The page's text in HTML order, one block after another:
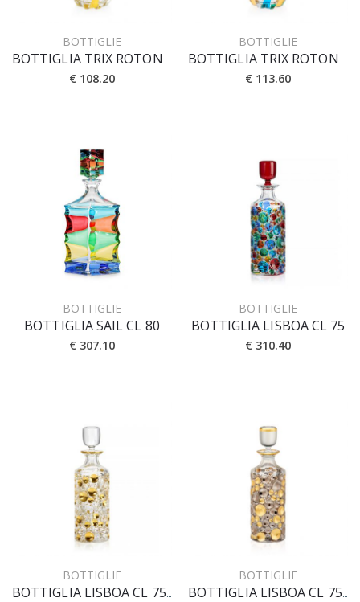
BOTTIGLIE
BOTTIGLIA TRIX ROTONDA CL 90 [CRYSTAL]
€ 108.20
BOTTIGLIE
BOTTIGLIA TRIX ROTONDA CL 90 [PRESTIGE]
€ 113.60
BOTTIGLIE
BOTTIGLIA SAIL CL 80
€ 307.10
BOTTIGLIE
BOTTIGLIA LISBOA CL 75
€ 310.40
BOTTIGLIE
BOTTIGLIA LISBOA CL 75 [CRYSTAL]
BOTTIGLIE
BOTTIGLIA LISBOA CL 75 [ORO-PLATINO]